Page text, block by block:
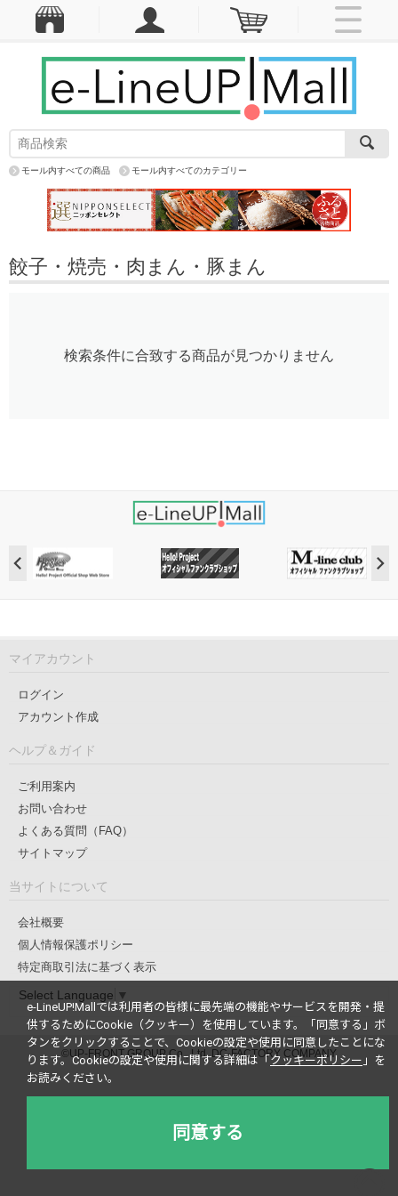
モール内すべての商品 モール内すべてのカテゴリー
餃子・焼売・肉まん・豚まん
検索条件に合致する商品が見つかりません
マイアカウント
ログイン
アカウント作成
ヘルプ＆ガイド
ご利用案内
お問い合わせ
よくある質問（FAQ）
サイトマップ
当サイトについて
会社概要
個人情報保護ポリシー
特定商取引法に基づく表示
Select Language ▼
©UP-FRONT GROUP Co., Ltd. DC-FACTORY COMPANY
e-LineUP!Mallでは利用者の皆様に最先端の機能やサービスを開発・提
供するためにCookie（クッキー）を使用しています。
「同意する」ボ
タンをクリックすることで、Cookieの設定や使用に同意したことにな
ります。Cookieの設定や使用に関する詳細は「 クッキーポリシー 」を
お読みください。
同意する